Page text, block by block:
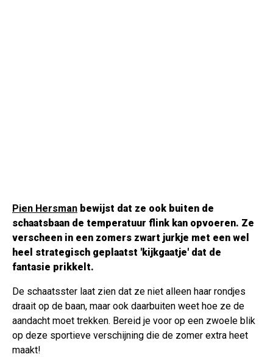
Pien Hersman bewijst dat ze ook buiten de
schaatsbaan de temperatuur flink kan opvoeren. Ze
verscheen in een zomers zwart jurkje met een wel
heel strategisch geplaatst 'kijkgaatje' dat de
fantasie prikkelt.
De schaatsster laat zien dat ze niet alleen haar rondjes
draait op de baan, maar ook daarbuiten weet hoe ze de
aandacht moet trekken. Bereid je voor op een zwoele blik
op deze sportieve verschijning die de zomer extra heet
maakt!